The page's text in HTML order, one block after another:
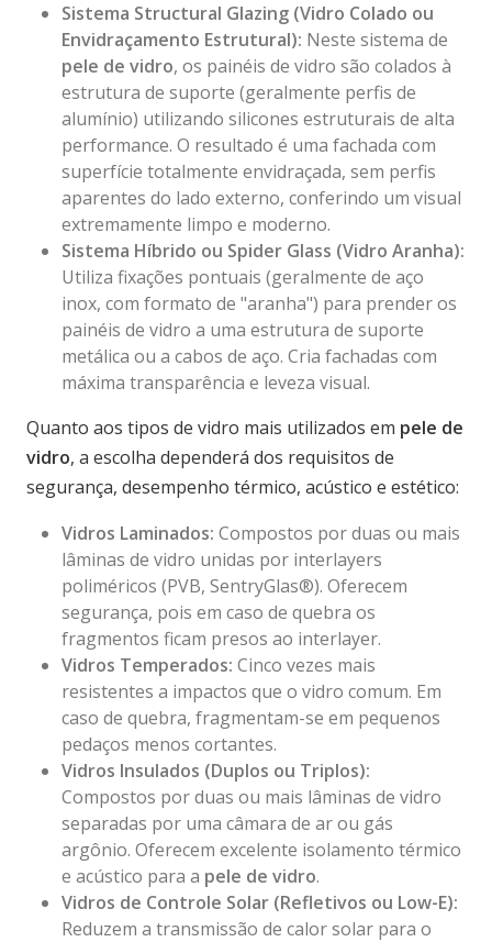
Sistema Structural Glazing (Vidro Colado ou
Envidraçamento Estrutural): Neste sistema de
pele de vidro, os painéis de vidro são colados à
estrutura de suporte (geralmente perfis de
alumínio) utilizando silicones estruturais de alta
performance. O resultado é uma fachada com
superfície totalmente envidraçada, sem perfis
aparentes do lado externo, conferindo um visual
extremamente limpo e moderno.
Sistema Híbrido ou Spider Glass (Vidro Aranha):
Utiliza fixações pontuais (geralmente de aço
inox, com formato de "aranha") para prender os
painéis de vidro a uma estrutura de suporte
metálica ou a cabos de aço. Cria fachadas com
máxima transparência e leveza visual.
Quanto aos tipos de vidro mais utilizados em pele de
vidro, a escolha dependerá dos requisitos de
segurança, desempenho térmico, acústico e estético:
Vidros Laminados: Compostos por duas ou mais
lâminas de vidro unidas por interlayers
poliméricos (PVB, SentryGlas®). Oferecem
segurança, pois em caso de quebra os
fragmentos ficam presos ao interlayer.
Vidros Temperados: Cinco vezes mais
resistentes a impactos que o vidro comum. Em
caso de quebra, fragmentam-se em pequenos
pedaços menos cortantes.
Vidros Insulados (Duplos ou Triplos):
Compostos por duas ou mais lâminas de vidro
separadas por uma câmara de ar ou gás
argônio. Oferecem excelente isolamento térmico
e acústico para a pele de vidro.
Vidros de Controle Solar (Refletivos ou Low-E):
Reduzem a transmissão de calor solar para o